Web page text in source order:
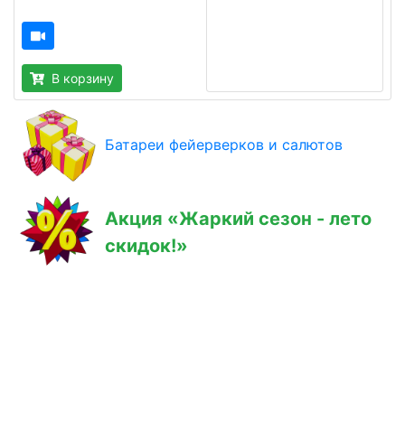
В корзину
Батареи фейерверков и салютов
Акция «Жаркий сезон - лето
скидок!»